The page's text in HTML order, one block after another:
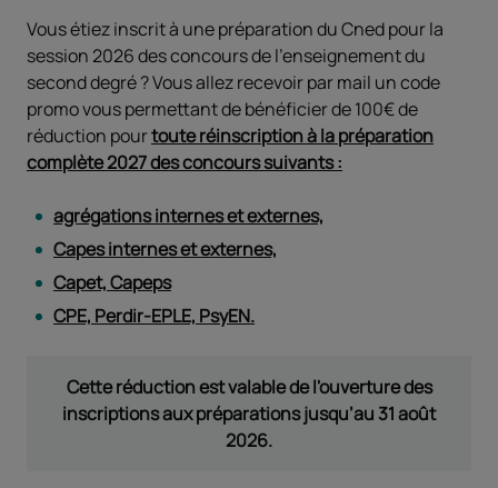
Vous étiez inscrit à une préparation du Cned pour la
session 2026 des concours de l'enseignement du
second degré ? Vous allez recevoir par mail un code
promo vous permettant de bénéficier de 100€ de
réduction pourtoute réinscription à la préparation
complète 2027 des concours suivants:
agrégations internes et externes,
Capes internes et externes,
Capet, Capeps
CPE, Perdir-EPLE, PsyEN.
Cette réduction est valable de l'ouverture des
inscriptions aux préparations jusqu’au 31 août
2026.